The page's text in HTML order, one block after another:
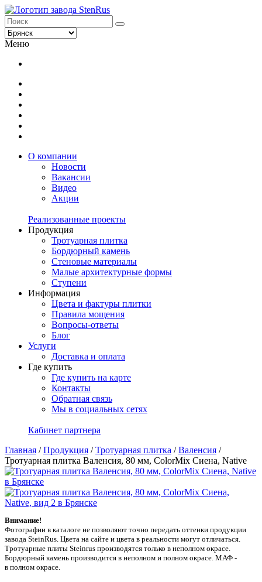
Меню
О компании
Новости
Вакансии
Видео
Акции
Реализованные проекты
Продукция
Тротуарная плитка
Бордюрный камень
Стеновые материалы
Малые архитектурные формы
Ступени
Информация
Цвета и фактуры плитки
Правила мощения
Вопросы-ответы
Блог
Услуги
Доставка и оплата
Где купить
Где купить на карте
Контакты
Обратная связь
Мы в социальных сетях
Кабинет партнера
Главная /Продукция /Тротуарная плитка /Валенсия /
Тротуарная плитка Валенсия, 80 мм, ColorMix Сиена, Native
Внимание!
Фотографии в каталоге не позволяют точно передать оттенки продукции
заводa SteinRus. Цвета на сайте и цвета в реальности могут отличаться.
Тротуарные плиты Steinrus производятся только в неполном окрасе.
Бордюрный камень производится в неполном и полном окрасе. МАФ -
в полном окрасе.